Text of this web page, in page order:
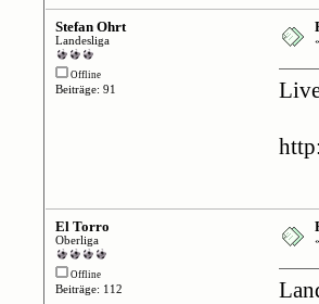
Stefan Ohrt
Landesliga
Offline
Beiträge: 91
El Torro
Oberliga
Offline
Beiträge: 112